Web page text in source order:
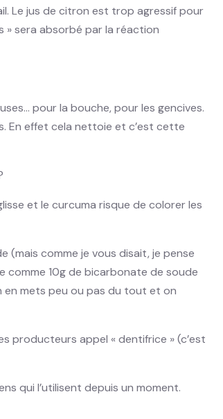
Le jus de citron est trop agressif pour
» sera absorbé par la réaction
pour la bouche, pour les gencives.
En effet cela nettoie et c’est cette
et le curcuma risque de colorer les
(mais comme je vous disait, je pense
10g de bicarbonate de soude
en mets peu ou pas du tout et on
producteurs appel « dentifrice » (c’est
qui l’utilisent depuis un moment.